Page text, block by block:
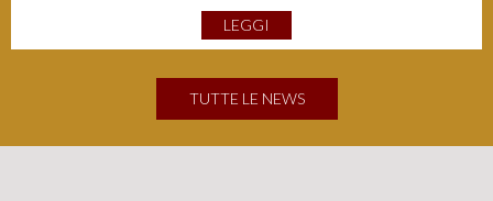
LEGGI
TUTTE LE NEWS